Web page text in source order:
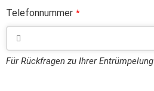
Telefonnummer *
Für Rückfragen zu Ihrer Entrümpelung